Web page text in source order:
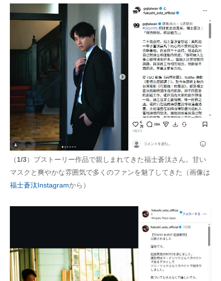
ちょっと気になるネットの話題
（1/3）ブストーリー作品で親しまれてきた福士蒼汰さん。甘い
マスクと爽やかな雰囲気で多くのファンを魅了してきた（画像は
福士蒼汰Instagramから）